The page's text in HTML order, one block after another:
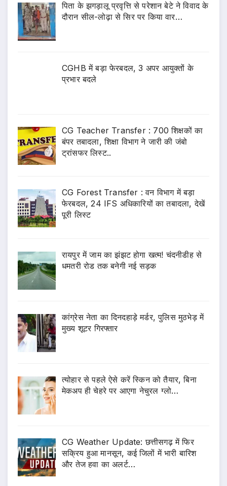
पिता के झगड़ालू प्रवृत्ति से परेशान बेटे ने विवाद के
दौरान सील-लोढ़ा से सिर पर किया वार…
CGHB में बड़ा फेरबदल, 3 अपर आयुक्तों के
प्रभार बदले
CG Teacher Transfer : 700 शिक्षकों का
बंपर तबादला, शिक्षा विभाग ने जारी की जंबो
ट्रांसफर लिस्ट..
CG Forest Transfer : वन विभाग में बड़ा
फेरबदल, 24 IFS अधिकारियों का तबादला, देखें
पूरी लिस्ट
रायपुर में जाम का झंझट होगा खत्म! चंदनीडीह से
धमतरी रोड तक बनेगी नई सड़क
कांग्रेस नेता का दिनदहाड़े मर्डर, पुलिस मुठभेड़ में
मुख्य शूटर गिरफ्तार
त्योहार से पहले ऐसे करें स्किन को तैयार, बिना
मेकअप ही चेहरे पर आएगा नेचुरल ग्लो…
CG Weather Update: छत्तीसगढ़ में फिर
सक्रिय हुआ मानसून, कई जिलों में भारी बारिश
और तेज हवा का अलर्ट…